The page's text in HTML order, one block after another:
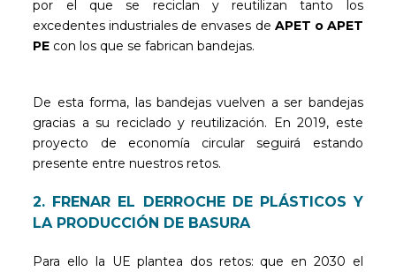
por el que se reciclan y reutilizan tanto los
excedentes industriales de envases de APET o APET
PE con los que se fabrican bandejas.
De esta forma, las bandejas vuelven a ser bandejas
gracias a su reciclado y reutilización. En 2019, este
proyecto de economía circular seguirá estando
presente entre nuestros retos.
2. FRENAR EL DERROCHE DE PLÁSTICOS Y
LA PRODUCCIÓN DE BASURA
Para ello la UE plantea dos retos: que en 2030 el